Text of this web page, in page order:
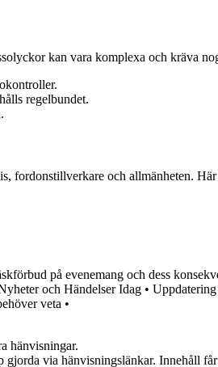
kan vara komplexa och kräva
regelbundet.
och allmänheten.
på evenemang och dess
och Händelser Idag •
veta •
hänvisningar.
via hänvisningslänkar. Innehåll